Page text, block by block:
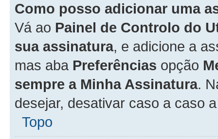
Como posso adicionar uma
Vá ao Painel de Controlo do
sua assinatura, e adicione a
mas aba Preferências opção
sempre a Minha Assinatura.
desejar, desativar caso a caso
Topo